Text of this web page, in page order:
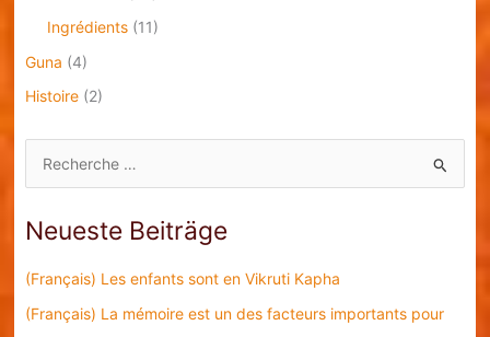
Ingrédients(11)
Guna (4)
Histoire(2)
u
h
e
n
Neueste Beiträge
(Français) Les enfants sont en Vikruti Kapha
(Français) La mémoire est un des facteurs importants pour